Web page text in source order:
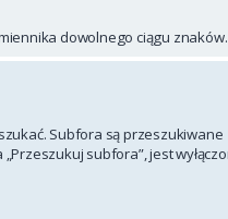
dowolnego ciągu znaków.
Subfora są przeszukiwane
subfora”, jest